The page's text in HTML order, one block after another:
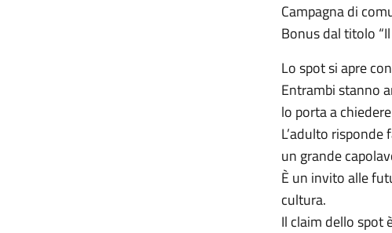
Campagna di
Bonus dal titolo
Lo spot si apre
Entrambi stanno
lo porta a
L’adulto
un grande
È un invito alle
cultura.
Il claim dello spot